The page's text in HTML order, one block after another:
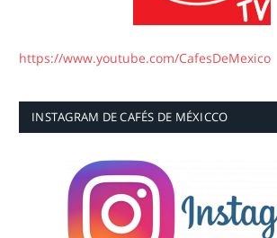
https://www.youtube.com/CafesDeMexico
INSTAGRAM DE CAFÉS DE MÉXICCO